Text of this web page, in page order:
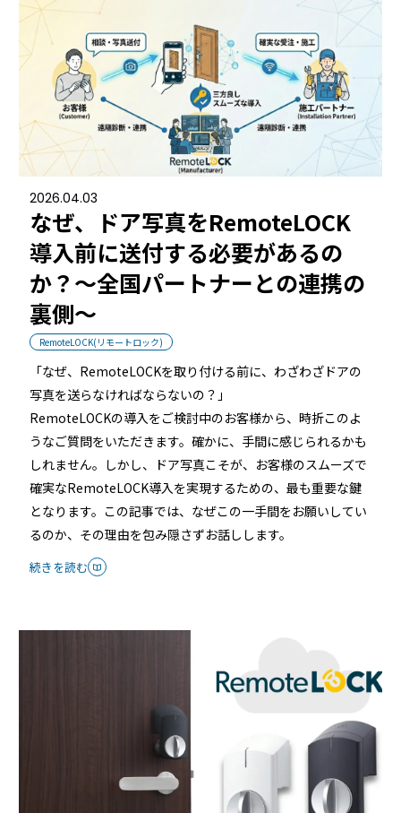
2026.04.03
なぜ、ドア写真をRemoteLOCK
導入前に送付する必要があるの
か？〜全国パートナーとの連携の
裏側〜
RemoteLOCK(リモートロック)
「なぜ、RemoteLOCKを取り付ける前に、わざわざドアの
写真を送らなければならないの？」
RemoteLOCKの導入をご検討中のお客様から、時折このよ
うなご質問をいただきます。確かに、手間に感じられるかも
しれません。しかし、ドア写真こそが、お客様のスムーズで
確実なRemoteLOCK導入を実現するための、最も重要な鍵
となります。この記事では、なぜこの一手間をお願いしてい
るのか、その理由を包み隠さずお話しします。
続きを読む